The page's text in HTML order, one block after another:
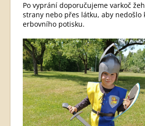
Po vyprání doporučujeme varkoč
strany nebo přes látku, aby nedošlo
erbovního potisku.